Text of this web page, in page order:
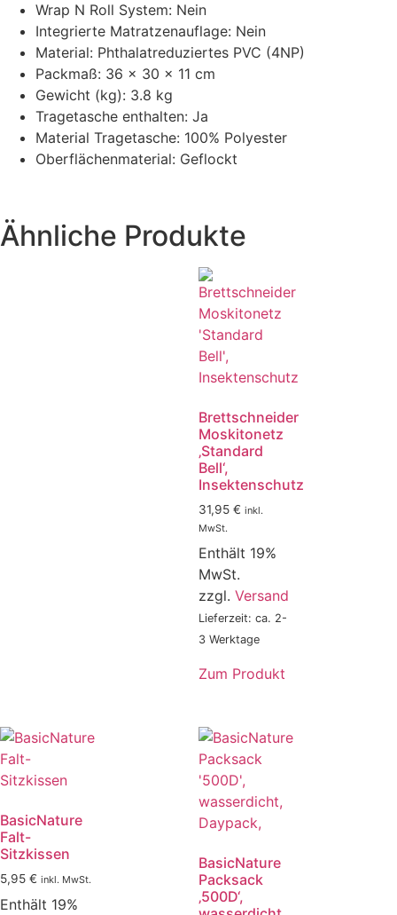
Wrap N Roll System: Nein
Integrierte Matratzenauflage: Nein
Material: Phthalatreduziertes PVC (4NP)
Packmaß: 36 x 30 x 11 cm
Gewicht (kg): 3.8 kg
Tragetasche enthalten: Ja
Material Tragetasche: 100% Polyester
Oberflächenmaterial: Geflockt
Ähnliche Produkte
Brettschneider
Moskitonetz
‚Standard
Bell‘,
Insektenschutz
31,95 € inkl.
MwSt.
Enthält 19%
MwSt.
zzgl. Versand
Lieferzeit: ca. 2-
3 Werktage
Zum Produkt
BasicNature
Falt-
Sitzkissen
5,95 € inkl. MwSt.
Enthält 19%
BasicNature
Packsack
‚500D‘,